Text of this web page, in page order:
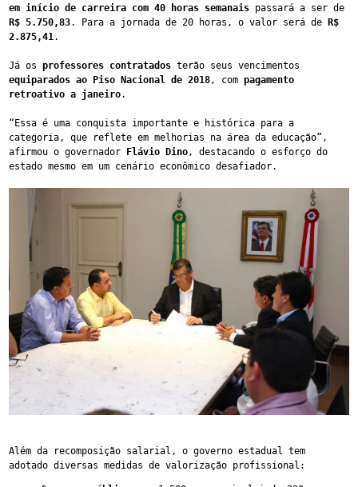
em início de carreira com 40 horas semanais
R$ 5.750,83. Para a jornada de 20 horas, o valor será de R$
2.875,41.
Já os professores contratados
equiparados ao Piso Nacional de 2018, com pagamento
retroativo a janeiro.
“Essa é uma conquista importante e histórica para a
categoria, que reflete em melhorias na área da educação”,
afirmou o governador Flávio Dino, destacando o esforço do
estado mesmo em um cenário econômico desafiador.
Além da recomposição salarial, o governo estadual tem
adotado diversas medidas de valorização profissional: